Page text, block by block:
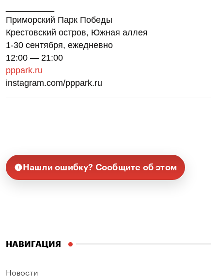
Приморский Парк Победы
Крестовский остров, Южная аллея
1-30 сентября, ежедневно
12:00 — 21:00
pppark.ru
instagram.com/pppark.ru
Нашли ошибку? Сообщите об этом
НАВИГАЦИЯ
Новости